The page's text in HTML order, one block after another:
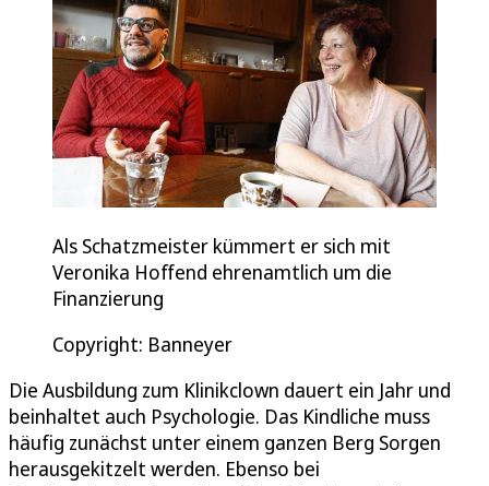
Als Schatzmeister kümmert er sich mit
Veronika Hoffend ehrenamtlich um die
Finanzierung
Copyright: Banneyer
Die Ausbildung zum Klinikclown dauert ein Jahr und
beinhaltet auch Psychologie. Das Kindliche muss
häufig zunächst unter einem ganzen Berg Sorgen
herausgekitzelt werden. Ebenso bei